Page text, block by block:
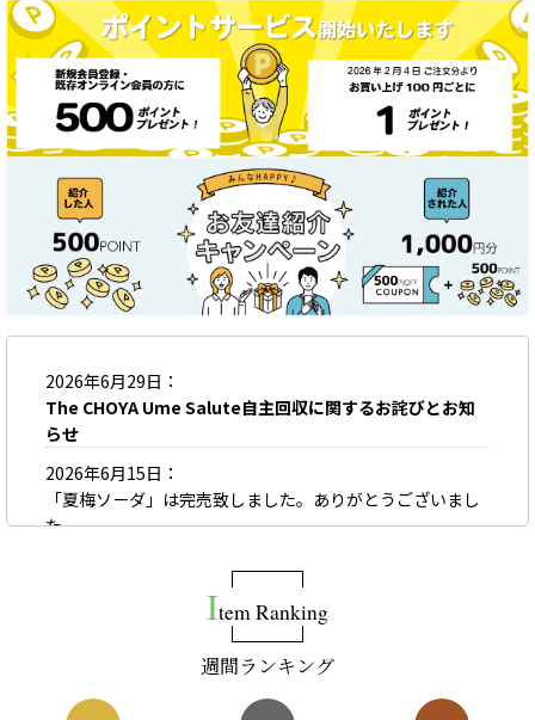
2026年6月29日
The CHOYA Ume Salute自主回収に関するお詫びとお知
らせ
2026年6月15日
「夏梅ソーダ」は完売致しました。ありがとうございまし
た。
「夏梅」は完売致しました。ありがとうございました。
梅しごとキット2026は完売致しました。ありがとうござい
Item Ranking
週間ランキング